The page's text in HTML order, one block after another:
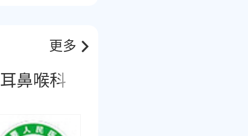
更多
耳鼻喉科